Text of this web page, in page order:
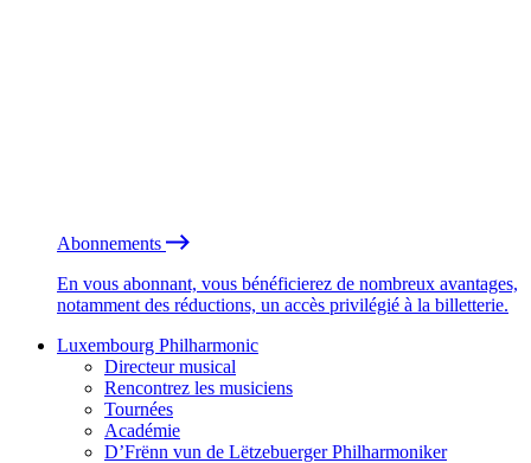
Abonnements
En vous abonnant, vous bénéficierez de nombreux avantages,
notamment des réductions, un accès privilégié à la billetterie.
Luxembourg Philharmonic
Directeur musical
Rencontrez les musiciens
Tournées
Académie
D’Frënn vun de Lëtzebuerger Philharmoniker